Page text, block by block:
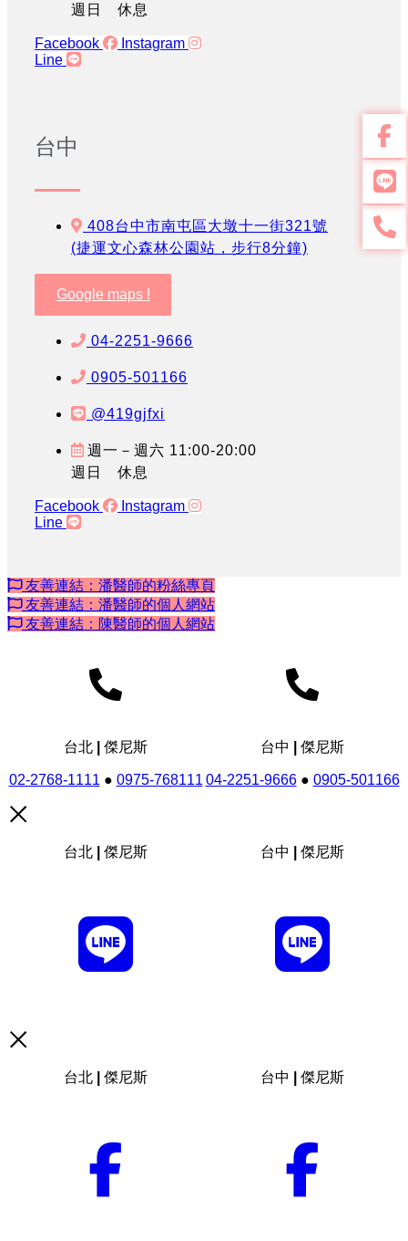
週日 休息
Facebook
Instagram
Line
台中
408台中市南屯區大墩十一街321號
(捷運文心森林公園站，步行8分鐘)
Google maps !
04-2251-9666
0905-501166
@419gjfxi
週一－週六 11:00-20:00
週日 休息
Facebook
Instagram
Line
友善連結：潘醫師的粉絲專頁
友善連結：潘醫師的個人網站
友善連結：陳醫師的個人網站
台北 | 傑尼斯
02-2768-1111 ● 0975-768111
台中 | 傑尼斯
04-2251-9666● 0905-501166
台北 | 傑尼斯 台中 | 傑尼斯
台北 | 傑尼斯 台中 | 傑尼斯